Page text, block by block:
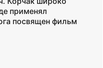
применял
посвящен фильм